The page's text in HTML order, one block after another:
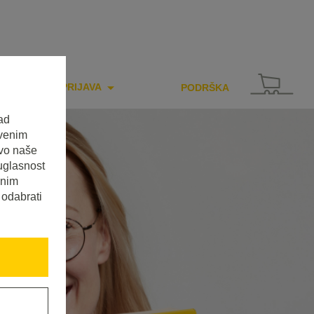
PRIJAVA PODRŠKA
naše